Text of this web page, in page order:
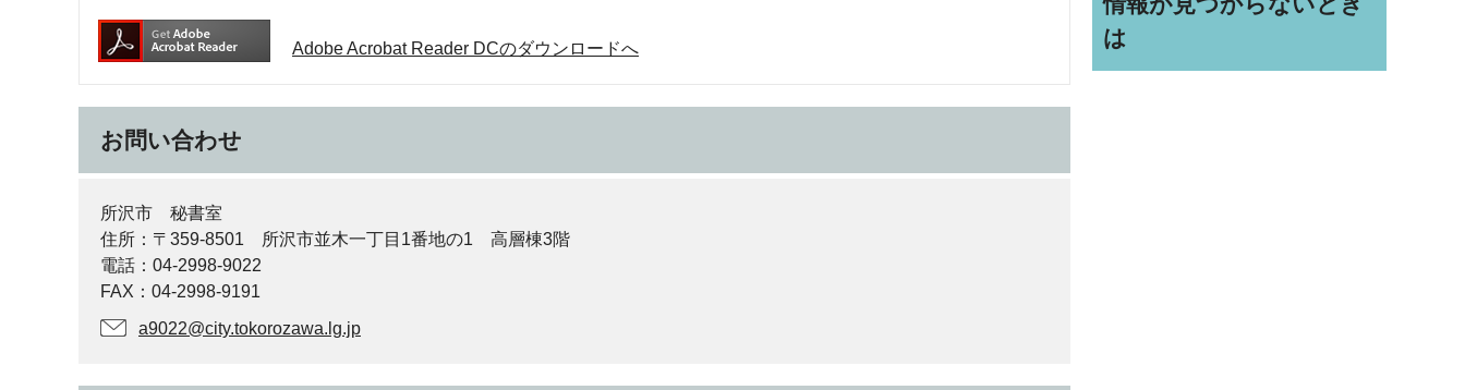
Adobe Acrobat Reader DCのダウンロードへ
お問い合わせ
所沢市 秘書室
住所：〒359-8501 所沢市並木一丁目1番地の1 高層棟3階
電話：04-2998-9022
FAX：04-2998-9191
a9022@city.tokorozawa.lg.jp
は